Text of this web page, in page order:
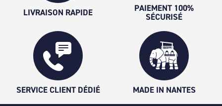
LIVRAISON RAPIDE
PAIEMENT 100%
SÉCURISÉ
SERVICE CLIENT DÉDIÉ MADE IN NANTES